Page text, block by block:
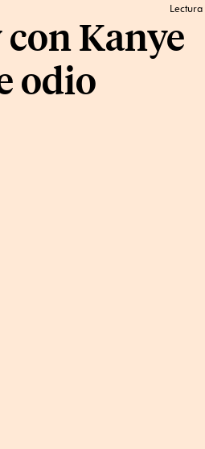
Lectura
Kanye
odio